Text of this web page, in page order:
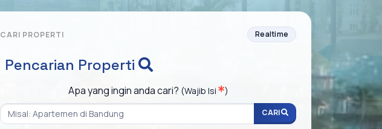
CARI PROPERTI Realtime
Pencarian Properti
Apa yang ingin anda cari? (Wajib Isi )
CARI